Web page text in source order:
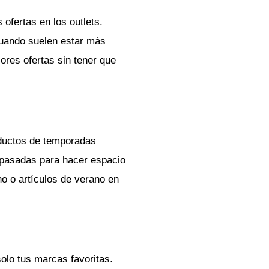
ofertas en los outlets.
suelen estar más
ofertas sin tener que
de temporadas
para hacer espacio
o artículos de verano en
tus marcas favoritas.